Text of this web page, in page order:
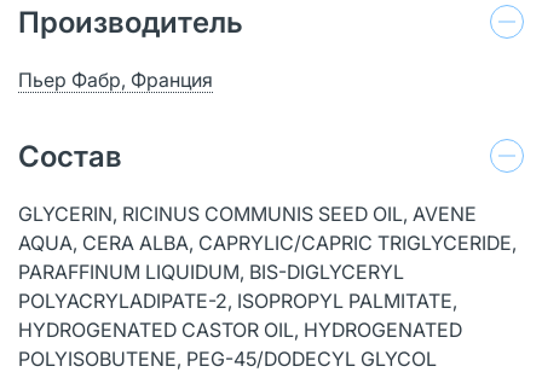
Производитель
Пьер Фабр, Франция
Состав
GLYCERIN, RICINUS COMMUNIS SEED OIL, AVENE
AQUA, CERA ALBA, CAPRYLIC/CAPRIC TRIGLYCERIDE,
PARAFFINUM LIQUIDUM, BIS-DIGLYCERYL
POLYACRYLADIPATE-2, ISOPROPYL PALMITATE,
HYDROGENATED CASTOR OIL, HYDROGENATED
POLYISOBUTENE, PEG-45/DODECYL GLYCOL